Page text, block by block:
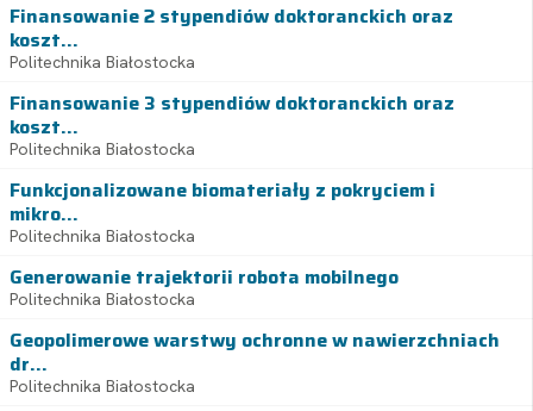
Finansowanie 2 stypendiów doktoranckich oraz
koszt...
Politechnika Białostocka
Finansowanie 3 stypendiów doktoranckich oraz
koszt...
Politechnika Białostocka
Funkcjonalizowane biomateriały z pokryciem i
mikro...
Politechnika Białostocka
Generowanie trajektorii robota mobilnego
Politechnika Białostocka
Geopolimerowe warstwy ochronne w nawierzchniach
dr...
Politechnika Białostocka